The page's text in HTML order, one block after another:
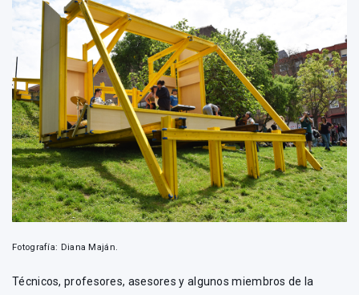
Fotografía: Diana Maján.
Técnicos, profesores, asesores y algunos miembros de la